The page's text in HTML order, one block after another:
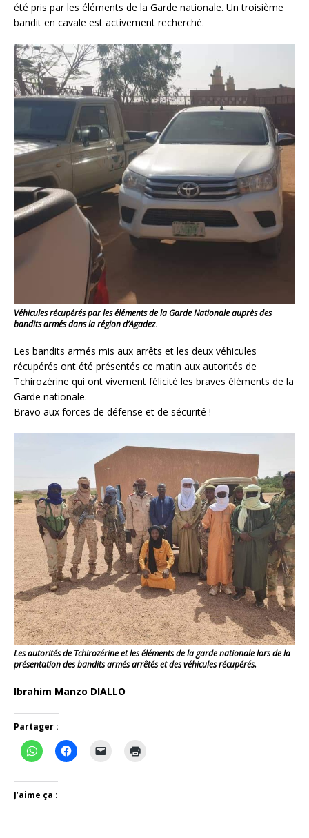
été pris par les éléments de la Garde nationale. Un troisième
bandit en cavale est activement recherché.
Véhicules récupérés par les éléments de la Garde Nationale auprès des
bandits armés dans la région d’Agadez.
Les bandits armés mis aux arrêts et les deux véhicules
récupérés ont été présentés ce matin aux autorités de
Tchirozérine qui ont vivement félicité les braves éléments de la
Garde nationale.
Bravo aux forces de défense et de sécurité !
Les autorités de Tchirozérine et les éléments de la garde nationale lors de la
présentation des bandits armés arrêtés et des véhicules récupérés.
Ibrahim Manzo DIALLO
Partager :
J’aime ça :